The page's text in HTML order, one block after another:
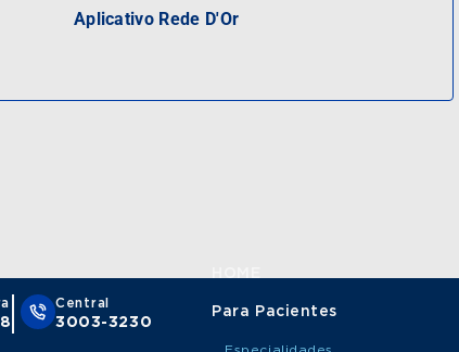
Aplicativo Rede D'Or
Central
3003-3230
Para Pacientes